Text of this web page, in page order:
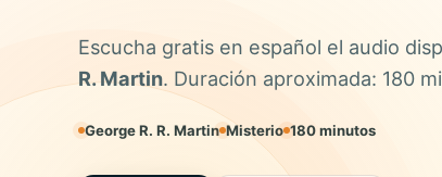
Escucha gratis en español el audio
R. Martin. Duración aproximada: 180
George R. R. Martin Misterio 180 minutos